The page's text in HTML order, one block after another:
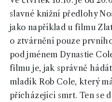
slavné knižní předlohy
jako například u filmu
o ztvárnění pouze
pod jménem Dynastie
filmu je, jak správně
mladík Rob Cole, který
přicházející smrt. Ten se